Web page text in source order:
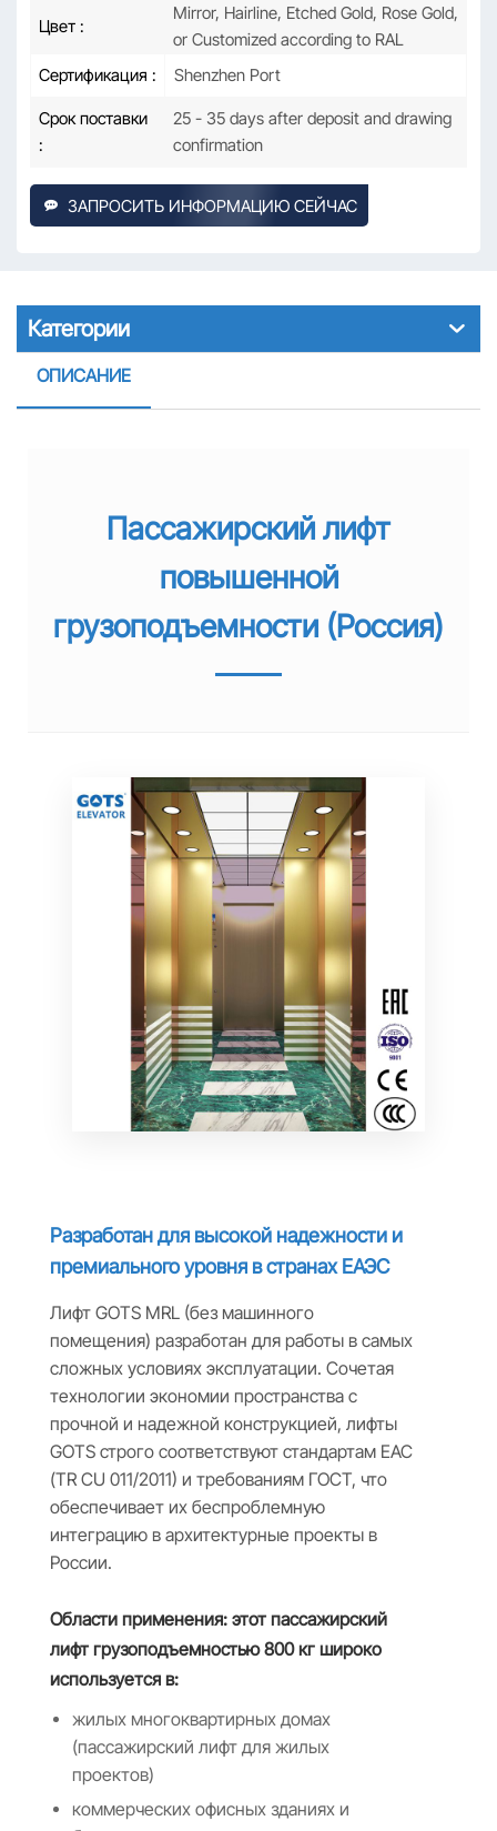
Цвет :
Mirror, Hairline, Etched Gold, Rose Gold,
or Customized according to RAL
Сертификация :
Shenzhen Port
Срок поставки
:
25 - 35 days after deposit and drawing
confirmation
ЗАПРОСИТЬ ИНФОРМАЦИЮ СЕЙЧАС
Категории
ОПИСАНИЕ
Пассажирский лифт
повышенной
грузоподъемности (Россия)
Разработан для высокой надежности и
премиального уровня в странах ЕАЭС
Лифт GOTS MRL (без машинного
помещения) разработан для работы в самых
сложных условиях эксплуатации. Сочетая
технологии экономии пространства с
прочной и надежной конструкцией, лифты
GOTS строго соответствуют стандартам EAC
(TR CU 011/2011) и требованиям ГОСТ, что
обеспечивает их беспроблемную
интеграцию в архитектурные проекты в
России.
Области применения: этот пассажирский
лифт грузоподъемностью 800 кг широко
используется в:
жилых многоквартирных домах
(пассажирский лифт для жилых
проектов)
коммерческих офисных зданиях и